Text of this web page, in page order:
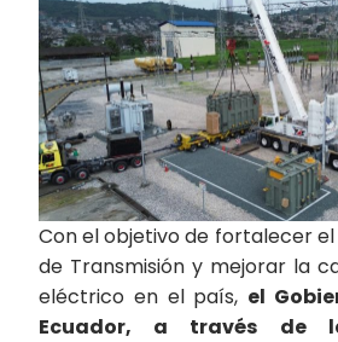
Con el objetivo de fortalecer el
de Transmisión y mejorar la
eléctrico en el país, el
Ecuador, a través de